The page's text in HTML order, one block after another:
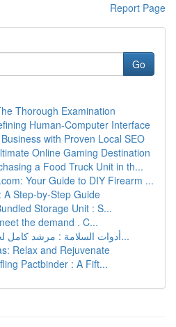
Report Page
Go
Thorough Examination
Human-Computer Interface
with Proven Local SEO
Online Gaming Destination
a Food Truck Unit in th...
Your Guide to DIY Firearm ...
A Step-by-Step Guide
Storage Unit : S...
the demand . C...
أدوات السلامة : مرشد كامل لحماية حياتك و ممت...
Relax and Rejuvenate
Pactbinder : A Fift...